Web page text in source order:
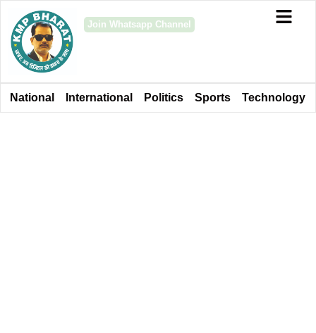
Join Whatsapp Channel
National International Politics Sports Technology